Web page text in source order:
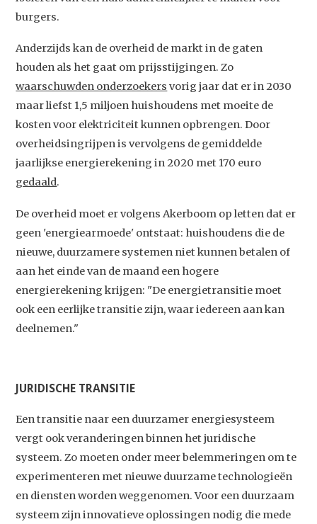
Home
Video
Podcast
Artikelen
Contact
burgers.
Anderzijds kan de overheid de markt in de gaten
houden als het gaat om prijsstijgingen. Zo
waarschuwden onderzoekers vorig jaar dat er in 2030
maar liefst 1,5 miljoen huishoudens met moeite de
kosten voor elektriciteit kunnen opbrengen. Door
overheidsingrijpen is vervolgens de gemiddelde
jaarlijkse energierekening in 2020 met 170 euro
gedaald.
De overheid moet er volgens Akerboom op letten dat er
geen 'energiearmoede' ontstaat: huishoudens die de
nieuwe, duurzamere systemen niet kunnen betalen of
aan het einde van de maand een hogere
energierekening krijgen: "De energietransitie moet
ook een eerlijke transitie zijn, waar iedereen aan kan
deelnemen."
JURIDISCHE TRANSITIE
Een transitie naar een duurzamer energiesysteem
vergt ook veranderingen binnen het juridische
systeem. Zo moeten onder meer belemmeringen om te
experimenteren met nieuwe duurzame technologieën
en diensten worden weggenomen. Voor een duurzaam
systeem zijn innovatieve oplossingen nodig die mede